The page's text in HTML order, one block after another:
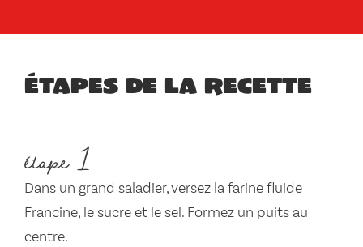
Étapes de la recette
étape 1
Dans un grand saladier, versez la farine fluide
Francine, le sucre et le sel. Formez un puits au
centre.